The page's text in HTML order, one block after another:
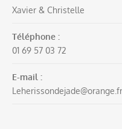
Xavier & Christelle
Téléphone :
01 69 57 03 72
E-mail :
Leherissondejade@orange.fr